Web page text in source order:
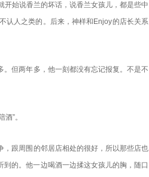
始说香兰的坏话，说香兰女孩儿，都是些中
认人之类的。后来，神样和Enjoy的店长关系
但两年多，他一刻都没有忘记报复。不是不
”。
跟周围的邻居店相处的很好，所以那些店也
的。他一边喝酒一边揉这女孩儿的胸，随口